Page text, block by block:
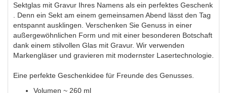
Sektglas mit Gravur Ihres Namens als ein perfektes Geschenk
. Denn ein Sekt am einem gemeinsamen Abend lässt den Tag
entspannt ausklingen. Verschenken Sie Genuss in einer
außergewöhnlichen Form und mit einer besonderen Botschaft
dank einem stilvollen Glas mit Gravur. Wir verwenden
Markengläser und gravieren mit modernster Lasertechnologie.
Eine perfekte Geschenkidee für Freunde des Genusses.
Volumen ~ 260 ml